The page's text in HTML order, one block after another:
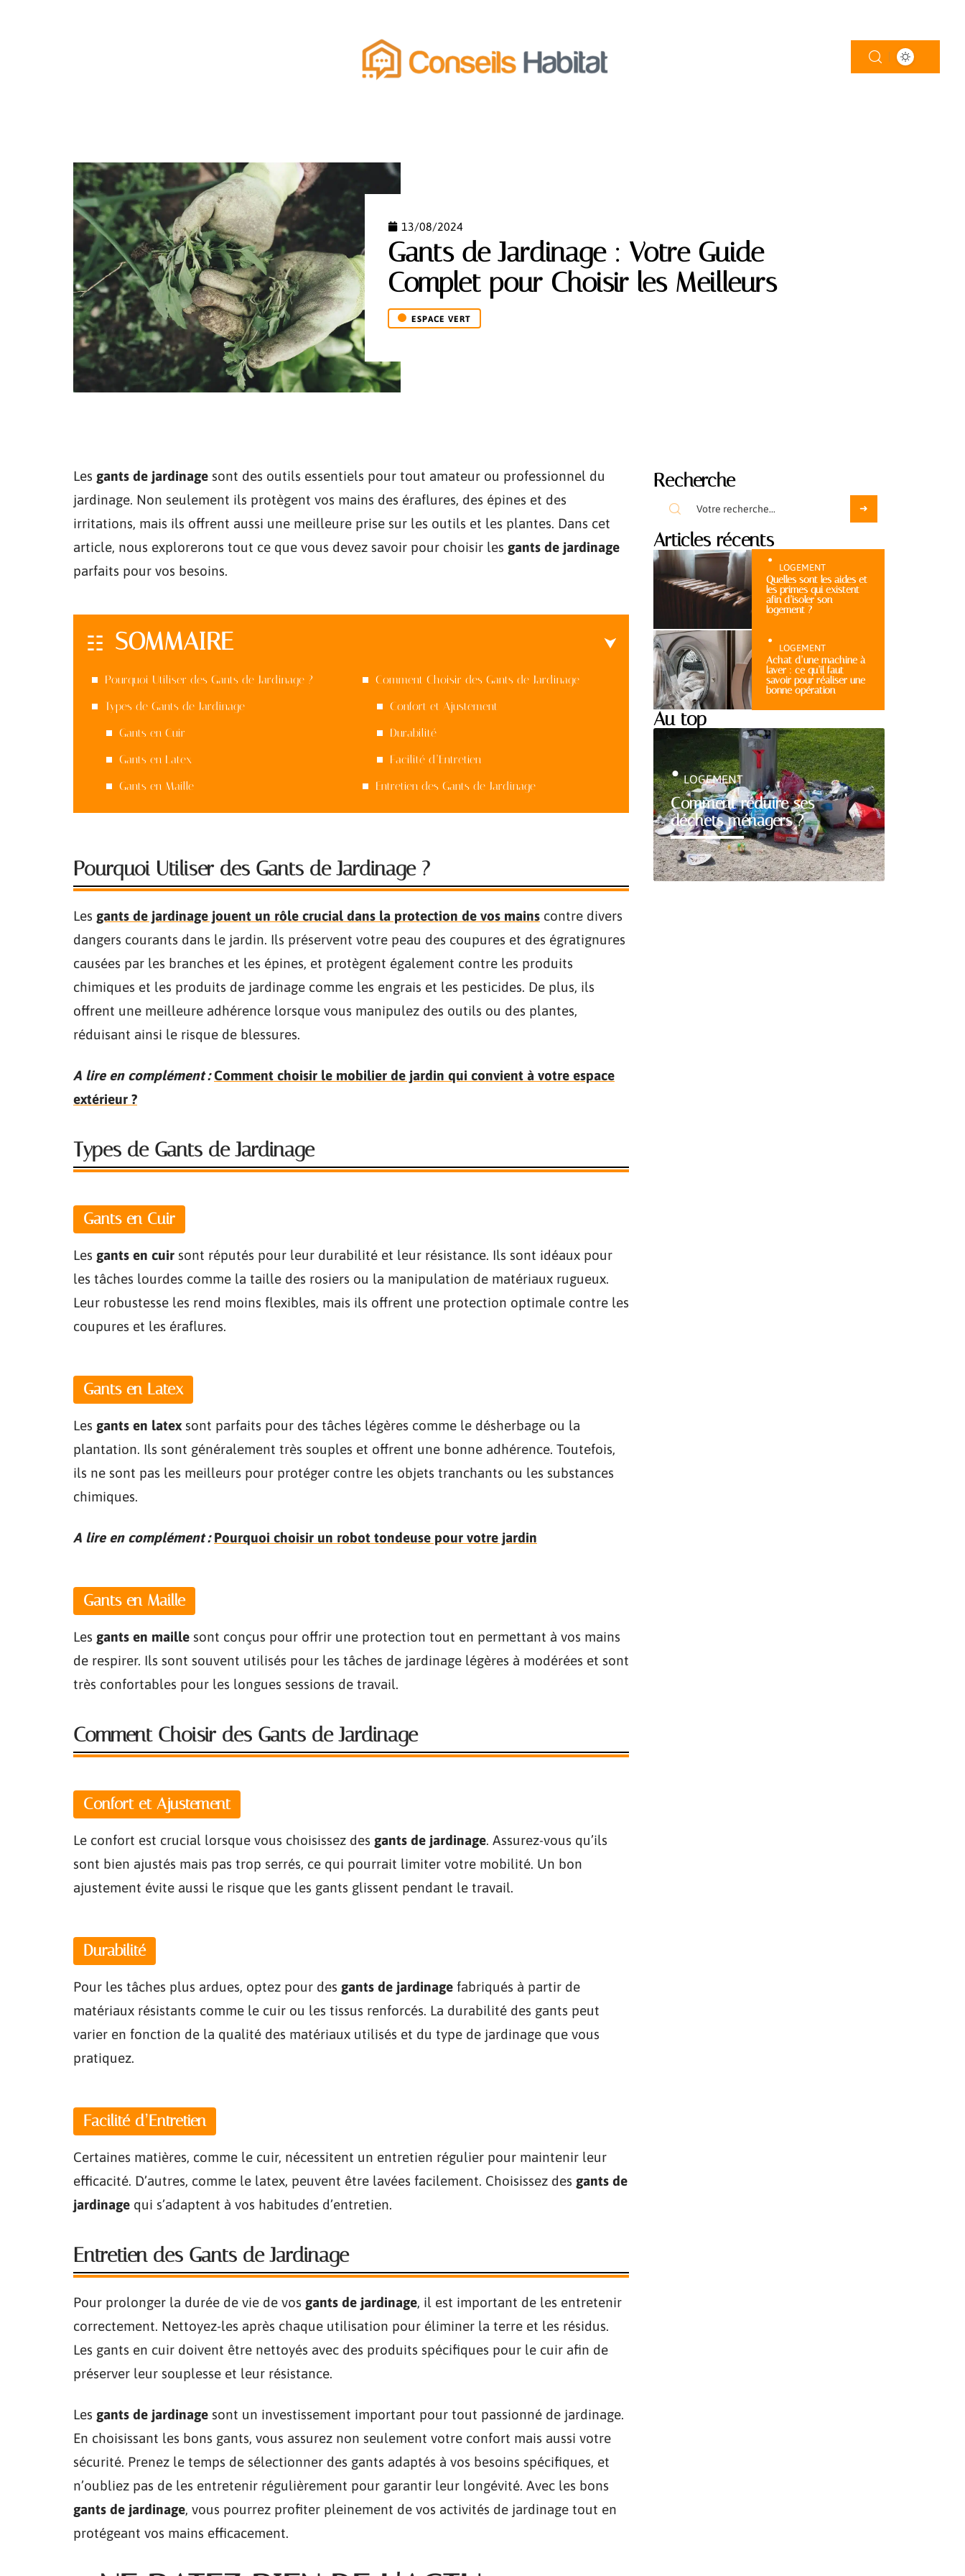
13/08/2024
Gants de Jardinage : Votre Guide
Complet pour Choisir les Meilleurs
ESPACE VERT
Les gants de jardinage sont des outils essentiels pour tout amateur ou professionnel du
jardinage. Non seulement ils protègent vos mains des éraflures, des épines et des
irritations, mais ils offrent aussi une meilleure prise sur les outils et les plantes. Dans cet
article, nous explorerons tout ce que vous devez savoir pour choisir les gants de jardinage
parfaits pour vos besoins.
SOMMAIRE
Pourquoi Utiliser des Gants de Jardinage ?
Types de Gants de Jardinage
Gants en Cuir
Gants en Latex
Gants en Maille
Comment Choisir des Gants de Jardinage
Confort et Ajustement
Durabilité
Facilité d’Entretien
Entretien des Gants de Jardinage
Pourquoi Utiliser des Gants de Jardinage ?
Les gants de jardinage jouent un rôle crucial dans la protection de vos mains contre divers
dangers courants dans le jardin. Ils préservent votre peau des coupures et des égratignures
causées par les branches et les épines, et protègent également contre les produits
chimiques et les produits de jardinage comme les engrais et les pesticides. De plus, ils
offrent une meilleure adhérence lorsque vous manipulez des outils ou des plantes,
réduisant ainsi le risque de blessures.
A lire en complément : Comment choisir le mobilier de jardin qui convient à votre espace
extérieur ?
Types de Gants de Jardinage
Gants en Cuir
Les gants en cuir sont réputés pour leur durabilité et leur résistance. Ils sont idéaux pour
les tâches lourdes comme la taille des rosiers ou la manipulation de matériaux rugueux.
Leur robustesse les rend moins flexibles, mais ils offrent une protection optimale contre les
coupures et les éraflures.
Gants en Latex
Les gants en latex sont parfaits pour des tâches légères comme le désherbage ou la
plantation. Ils sont généralement très souples et offrent une bonne adhérence. Toutefois,
ils ne sont pas les meilleurs pour protéger contre les objets tranchants ou les substances
chimiques.
A lire en complément : Pourquoi choisir un robot tondeuse pour votre jardin
Gants en Maille
Les gants en maille sont conçus pour offrir une protection tout en permettant à vos mains
de respirer. Ils sont souvent utilisés pour les tâches de jardinage légères à modérées et sont
très confortables pour les longues sessions de travail.
Comment Choisir des Gants de Jardinage
Confort et Ajustement
Le confort est crucial lorsque vous choisissez des gants de jardinage. Assurez-vous qu’ils
sont bien ajustés mais pas trop serrés, ce qui pourrait limiter votre mobilité. Un bon
ajustement évite aussi le risque que les gants glissent pendant le travail.
Durabilité
Pour les tâches plus ardues, optez pour des gants de jardinage fabriqués à partir de
matériaux résistants comme le cuir ou les tissus renforcés. La durabilité des gants peut
varier en fonction de la qualité des matériaux utilisés et du type de jardinage que vous
pratiquez.
Facilité d’Entretien
Certaines matières, comme le cuir, nécessitent un entretien régulier pour maintenir leur
efficacité. D’autres, comme le latex, peuvent être lavées facilement. Choisissez des gants de
jardinage qui s’adaptent à vos habitudes d’entretien.
Entretien des Gants de Jardinage
Pour prolonger la durée de vie de vos gants de jardinage, il est important de les entretenir
correctement. Nettoyez-les après chaque utilisation pour éliminer la terre et les résidus.
Les gants en cuir doivent être nettoyés avec des produits spécifiques pour le cuir afin de
préserver leur souplesse et leur résistance.
Les gants de jardinage sont un investissement important pour tout passionné de jardinage.
En choisissant les bons gants, vous assurez non seulement votre confort mais aussi votre
sécurité. Prenez le temps de sélectionner des gants adaptés à vos besoins spécifiques, et
n’oubliez pas de les entretenir régulièrement pour garantir leur longévité. Avec les bons
gants de jardinage, vous pourrez profiter pleinement de vos activités de jardinage tout en
protégeant vos mains efficacement.
Recherche
Articles récents
LOGEMENT
Quelles sont les aides et
les primes qui existent
afin d’isoler son
logement ?
LOGEMENT
Achat d’une machine à
laver : ce qu’il faut
savoir pour réaliser une
bonne opération
Au top
Comment réduire ses
déchets ménagers ?
LOGEMENT